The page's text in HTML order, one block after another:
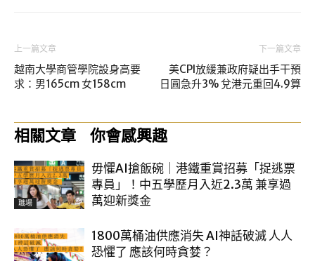
上一篇文章
越南大學商管學院設身高要
求：男165cm 女158cm
下一篇文章
美CPI放緩兼政府疑出手干預
日圓急升3% 兌港元重回4.9算
相關文章 你會感興趣
職場
毋懼AI搶飯碗｜港鐵重賞招募「捉逃票
專員」！中五學歷月入近2.3萬 兼享過
萬迎新獎金
1800萬桶油供應消失 AI神話破滅 人人
恐懼了 應該何時貪婪？